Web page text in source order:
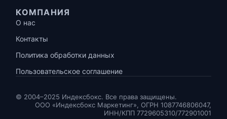
КОМПАНИЯ
О нас
Контакты
Политика обработки данных
Пользовательское соглашение
© 2004–2025 Индексбокс. Все права защищены.
ООО «Индексбокс Маркетинг», ОГРН 1087746806047,
ИНН/КПП 7729605310/772901001